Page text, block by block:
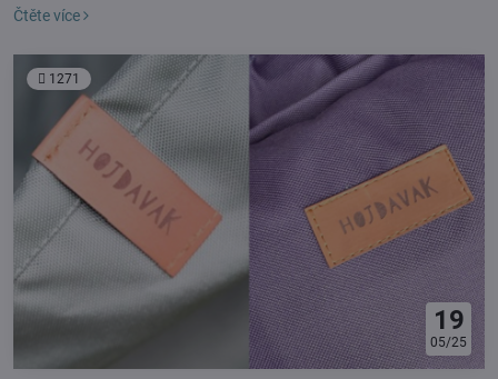
Čtěte více
1271
19
05/25